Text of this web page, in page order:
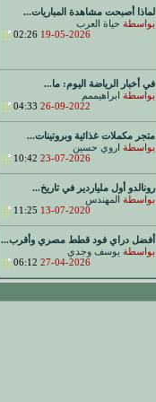
لماذا أصبحت مشاهدة المباريات...
بواسطة حياة العرب
19-05-2026
02:26
في أخبار الرياضة اليوم: ما...
بواسطة
ابراهيممم
26-09-2022
04:33
متجر مكملات غذائية وبروتينات...
بواسطة اروي حسين
23-07-2026
10:42
رونالدو أول ملياردير في تاريخ...
بواسطة
المهندس
13-07-2020
11:25
أفضل دراي فود قطط مصري وأقرب...
بواسطة يوسف وجدي
27-04-2026
06:12